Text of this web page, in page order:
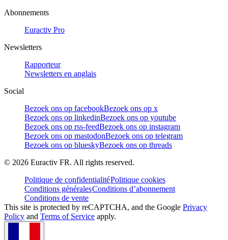
Abonnements
Euractiv Pro
Newsletters
Rapporteur
Newsletters en anglais
Social
Bezoek ons op facebookBezoek ons op x
Bezoek ons op linkedinBezoek ons op youtube
Bezoek ons op rss-feedBezoek ons op instagram
Bezoek ons op mastodonBezoek ons op telegram
Bezoek ons op blueskyBezoek ons op threads
© 2026 Euractiv FR. All rights reserved.
Politique de confidentialitéPolitique cookies
Conditions généralesConditions d’abonnement
Conditions de vente
This site is protected by reCAPTCHA, and the Google Privacy
Policy and Terms of Service apply.